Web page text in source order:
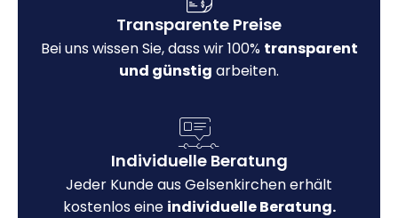
Transparente Preise
Bei uns wissen Sie, dass wir 100% transparent
und günstig arbeiten.
Individuelle Beratung
Jeder Kunde aus Gelsenkirchen erhält
kostenlos eine individuelle Beratung.